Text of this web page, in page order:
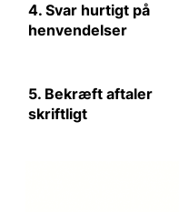
4. Svar hurtigt på
henvendelser
5. Bekræft aftaler
skriftligt